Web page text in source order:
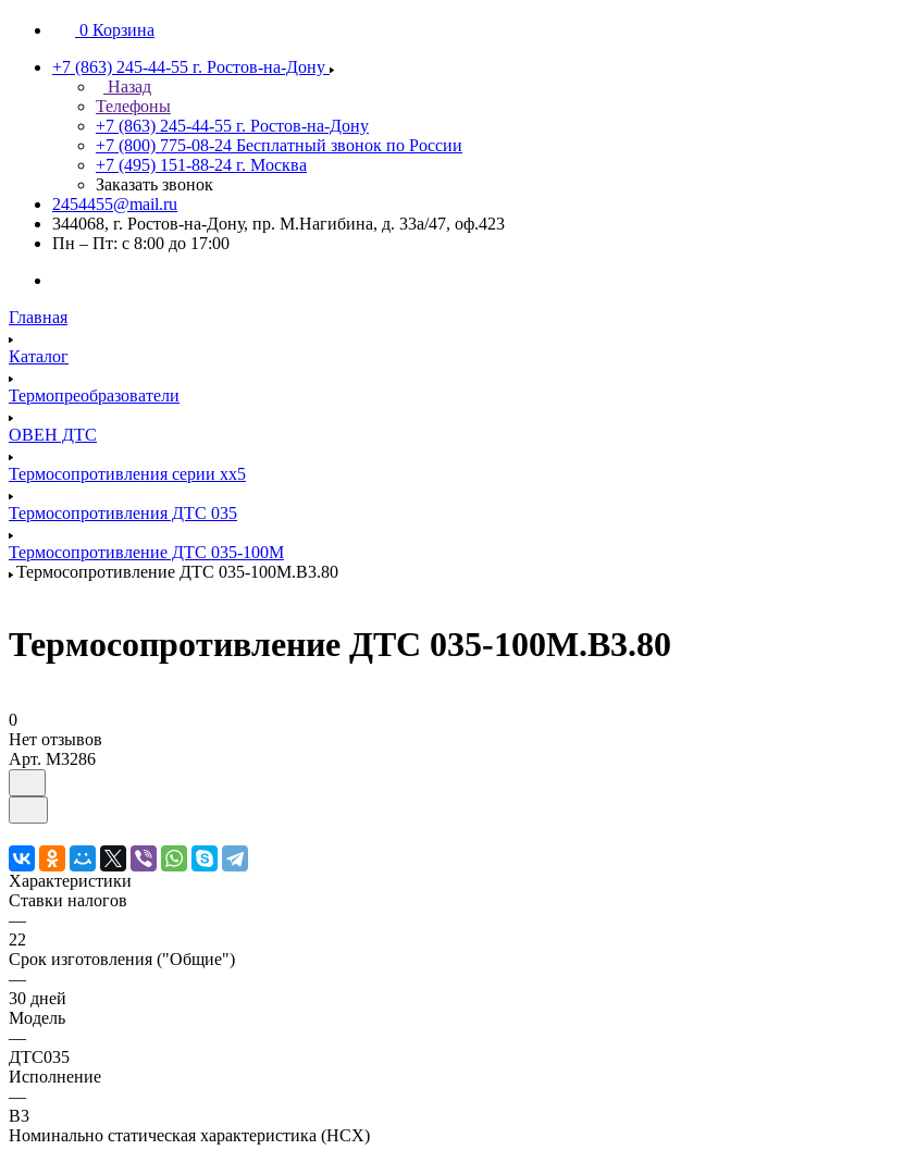
0 Корзина
+7 (863) 245-44-55 г. Ростов-на-Дону
Назад
Телефоны
+7 (863) 245-44-55 г. Ростов-на-Дону
+7 (800) 775-08-24 Бесплатный звонок по России
+7 (495) 151-88-24 г. Москва
Заказать звонок
2454455@mail.ru
344068, г. Ростов-на-Дону, пр. М.Нагибина, д. 33а/47, оф.423
Пн – Пт: с 8:00 до 17:00
Главная
Каталог
Термопреобразователи
ОВЕН ДТС
Термосопротивления серии хх5
Термосопротивления ДТС 035
Термосопротивление ДТС 035-100М
Термосопротивление ДТС 035-100М.В3.80
Термосопротивление ДТС 035-100М.В3.80
0
Нет отзывов
Арт. M3286
Характеристики
Ставки налогов
—
22
Срок изготовления ("Общие")
—
30 дней
Модель
—
ДТС035
Исполнение
—
В3
Номинально статическая характеристика (НСХ)